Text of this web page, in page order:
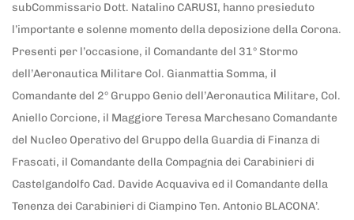
subCommissario Dott. Natalino CARUSI, hanno presieduto
l’importante e solenne momento della deposizione della Corona.
Presenti per l’occasione, il Comandante del 31° Stormo
dell’Aeronautica Militare Col. Gianmattia Somma, il
Comandante del 2° Gruppo Genio dell’Aeronautica Militare, Col.
Aniello Corcione, il Maggiore Teresa Marchesano Comandante
del Nucleo Operativo del Gruppo della Guardia di Finanza di
Frascati, il Comandante della Compagnia dei Carabinieri di
Castelgandolfo Cad. Davide Acquaviva ed il Comandante della
Tenenza dei Carabinieri di Ciampino Ten. Antonio BLACONA’.